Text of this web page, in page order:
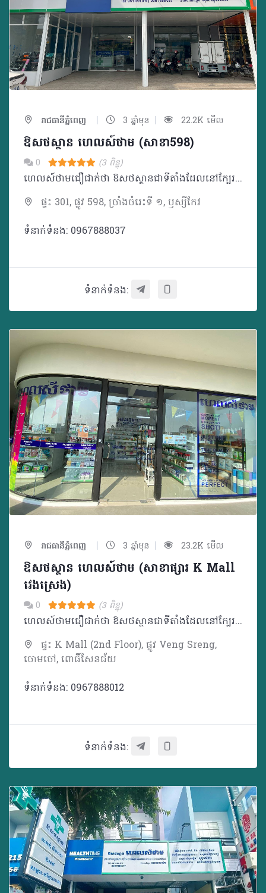
រាជធានីភ្នំពេញ | 3 ឆ្នាំមុន | 22.2K មើល
ឱសថស្ថាន ហេលស៍ថាម (សាខា598)
0 (3 ពិន្ទុ)
ហេលស៍ថាមជឿជាក់ថា ឱសថស្ថានជាទីតាំងដែលនៅក្បែរប្រជាជនកម្ពុជា ដែលអាចផ្តល់នូវគំរូសេវាកម្ម ផលិតផល ចំណេះដឹង និងការប្រឹក្សាដល់ប្រជាជនគ្រប់ស្រទាប់វណ្ណៈ។ ក្រៅពីមានលក់ឱសថ វីតាមីន និងអាហារបំប៉នដូចឱសថស្ថានផ្សេងៗទៀត ឱសថស្ថាន ហេលស៍ថាម ផ្តោតសំខាន់លើទស្សនវិស័យដូចជា៖ _ ជម្រុញការប្រើប្រាស់ផលិតផលសម្រាប់តាមដានសុខភាពជាប្រចាំ និងផលិតផលដែលធានាសុវត្ថិភាពក្នុងការរស់នៅប្រចាំថ្ងៃ ដើម្បីជាផ្នែកមួយក្នុងការយកចិត្តទុកដាក់ និងការដឹងគុណដល់មនុស្សជុំវិញខ្លួន ជាពិសេសឪពុកម្តាយ យាយតា _ សម្ភារៈការពារសមរម្យក្នុងការធ្វើលំហាត់ប្រាណដោយសុវត្ថិភាព និងផលិតផលសម្រាប់ប្រើប្រាស់ក្រោយមានការថ្លោះគ្រិចផ្សេងៗ ដើម្បីជម្រុញការហាត់ប្រាណ
ផ្ទះ 301, ផ្លូវ 598, ច្រាំងចំរេះទី ១, ឫស្សីកែវ
ទំនាក់ទំនង: 0967888037
ទំនាក់ទំនង:
រាជធានីភ្នំពេញ | 3 ឆ្នាំមុន | 23.2K មើល
ឱសថស្ថាន ហេលស៍ថាម (សាខាផ្សារ K Mall
វេងស្រេង)
0 (3 ពិន្ទុ)
ហេលស៍ថាមជឿជាក់ថា ឱសថស្ថានជាទីតាំងដែលនៅក្បែរប្រជាជនកម្ពុជា ដែលអាចផ្តល់នូវគំរូសេវាកម្ម ផលិតផល ចំណេះដឹង និងការប្រឹក្សាដល់ប្រជាជនគ្រប់ស្រទាប់វណ្ណៈ។ ក្រៅពីមានលក់ឱសថ វីតាមីន និងអាហារបំប៉នដូចឱសថស្ថានផ្សេងៗទៀត ឱសថស្ថាន ហេលស៍ថាម ផ្តោតសំខាន់លើទស្សនវិស័យដូចជា៖ _ ជម្រុញការប្រើប្រាស់ផលិតផលសម្រាប់តាមដានសុខភាពជាប្រចាំ និងផលិតផលដែលធានាសុវត្ថិភាពក្នុងការរស់នៅប្រចាំថ្ងៃ ដើម្បីជាផ្នែកមួយក្នុងការយកចិត្តទុកដាក់ និងការដឹងគុណដល់មនុស្សជុំវិញខ្លួន ជាពិសេសឪពុកម្តាយ យាយតា _ សម្ភារៈការពារសមរម្យក្នុងការធ្វើលំហាត់ប្រាណដោយសុវត្ថិភាព និងផលិតផលសម្រាប់ប្រើប្រាស់ក្រោយមានការថ្លោះគ្រិចផ្សេងៗ ដើម្បីជម្រុញការហាត់ប្រាណ
ផ្ទះ K Mall (2nd Floor), ផ្លូវ Veng Sreng,
ចោមចៅ, ពោធិ៍សែនជ័យ
ទំនាក់ទំនង: 0967888012
ទំនាក់ទំនង: